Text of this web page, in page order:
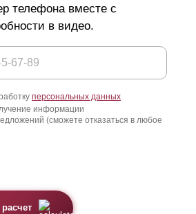
телефона вместе с
в видео.
персональных данных
информации
(сможете отказаться в любое